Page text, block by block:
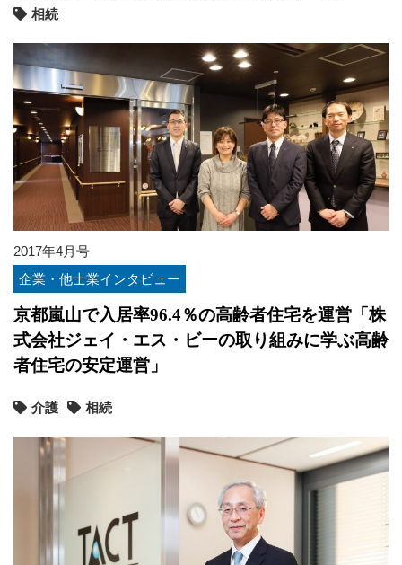
相続
2017年4月号
企業・他士業インタビュー
京都嵐山で入居率96.4％の高齢者住宅を運営「株
式会社ジェイ・エス・ビーの取り組みに学ぶ高齢
者住宅の安定運営」
介護 相続